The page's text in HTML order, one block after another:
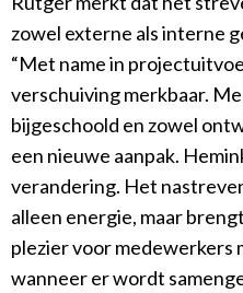
zowel externe als interne
“Met name in
verschuiving merkbaar.
bijgeschoold en zowel
een nieuwe aanpak.
verandering. Het
alleen energie, maar
plezier voor medewerkers
wanneer er wordt